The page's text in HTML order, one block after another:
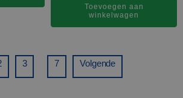
Toevoegen aan
winkelwagen
3 7 Volgende